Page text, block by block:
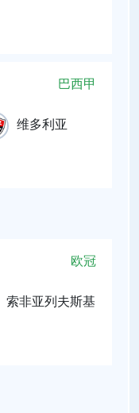
巴西甲
维多利亚
欧冠
索非亚列夫斯基